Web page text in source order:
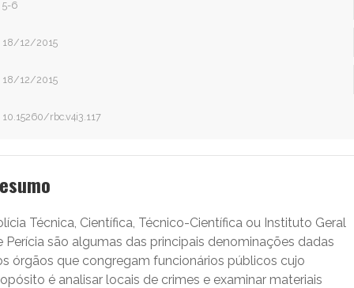
5-6
18/12/2015
18/12/2015
10.15260/rbc.v4i3.117
Técnica, Científica, Técnico-Científica ou Instituto Geral
Perícia são algumas das principais denominações dadas
órgãos que congregam funcionários públicos cujo
é analisar locais de crimes e examinar materiais